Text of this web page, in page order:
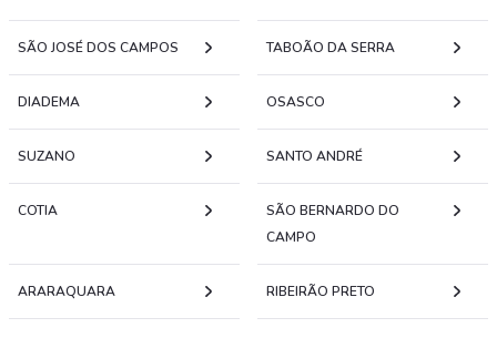
SÃO JOSÉ DOS CAMPOS TABOÃO DA SERRA
DIADEMA OSASCO
SUZANO SANTO ANDRÉ
COTIA
SÃO BERNARDO DO
CAMPO
ARARAQUARA RIBEIRÃO PRETO